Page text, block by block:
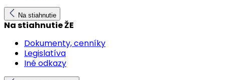
Na stiahnutie
Na stiahnutie ŽE
Dokumenty, cenníky
Legislatíva
Iné odkazy